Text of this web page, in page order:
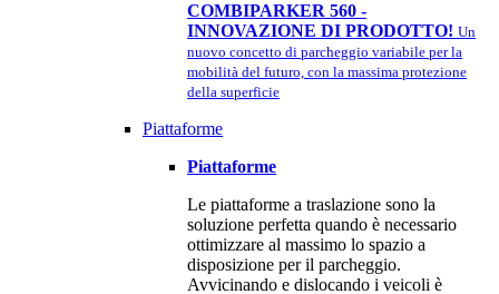
COMBIPARKER 560 -
INNOVAZIONE DI PRODOTTO! Un
nuovo concetto di parcheggio variabile per la
mobilità del futuro, con la massima protezione
della superficie
Piattaforme
Piattaforme
Le piattaforme a traslazione sono la
soluzione perfetta quando è necessario
ottimizzare al massimo lo spazio a
disposizione per il parcheggio.
Avvicinando e dislocando i veicoli è